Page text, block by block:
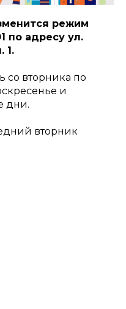
режим
по адресу ул.
1.
со вторника по
и
дни.
вторник